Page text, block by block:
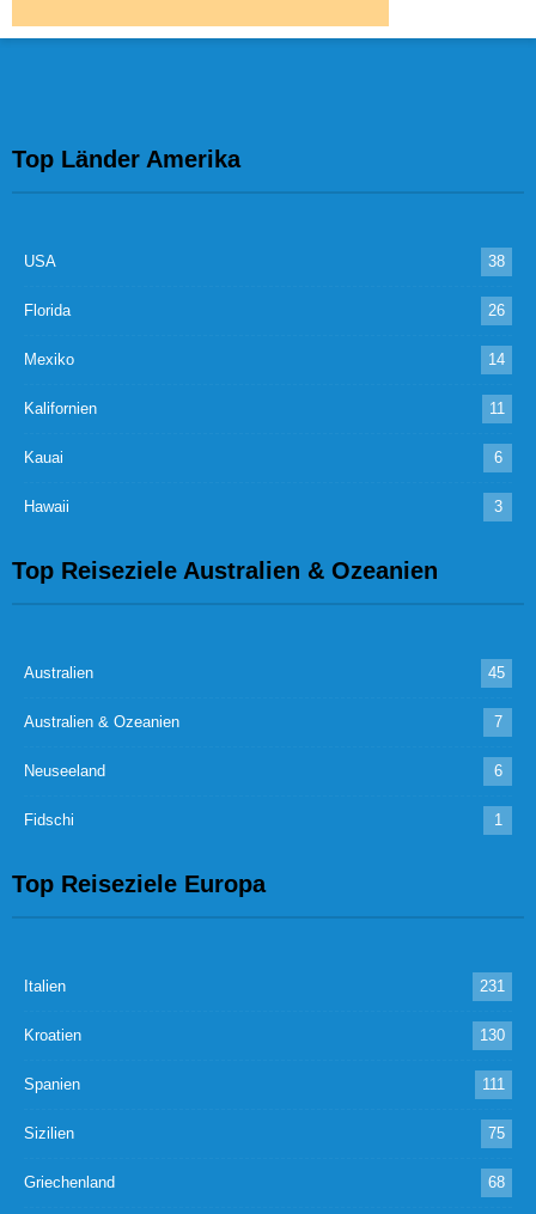
Top Länder Amerika
USA 38
Florida 26
Mexiko 14
Kalifornien 11
Kauai 6
Hawaii 3
Top Reiseziele Australien & Ozeanien
Australien 45
Australien & Ozeanien 7
Neuseeland 6
Fidschi 1
Top Reiseziele Europa
Italien 231
Kroatien 130
Spanien 111
Sizilien 75
Griechenland 68